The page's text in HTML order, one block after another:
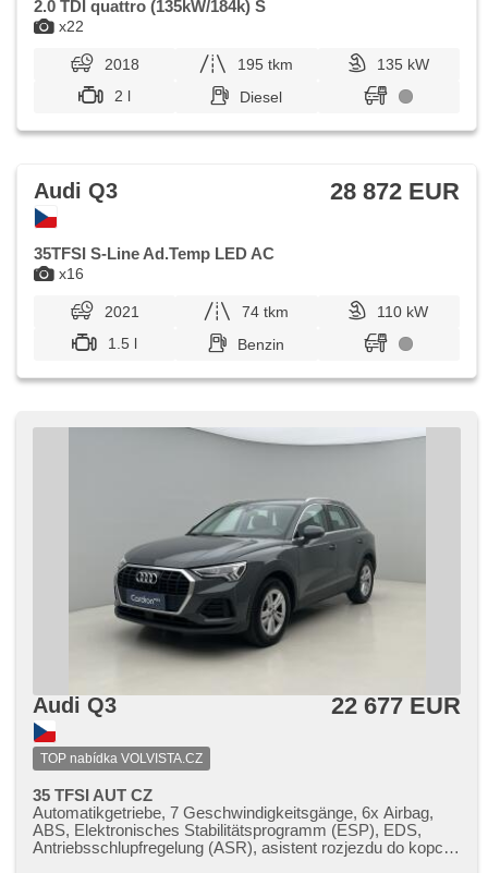
x22
2.0 TDI quattro (135kW/184k) S
2018 195 tkm
135 kW
2 l
Diesel
x16
Audi Q3 28 872 EUR
35TFSI S-Line Ad.Temp LED AC
2021 74 tkm
110 kW
1.5 l
Benzin
Audi Q3
TOP nabídka VOLVISTA.CZ
22 677 EUR
35 TFSI AUT CZ
Automatikgetriebe, 7 Geschwindigkeitsgänge, 6x Airbag,
ABS, Elektronisches Stabilitätsprogramm (ESP), EDS,
Antriebsschlupfregelung (ASR), asistent rozjezdu do kopce